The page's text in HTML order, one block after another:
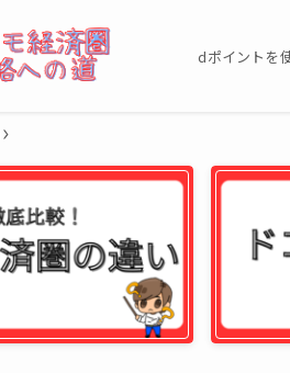
dポイントを